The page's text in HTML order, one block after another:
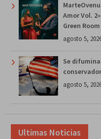
Amor Vol.
Green Room
agosto 5,
Se
agosto 5,
Ultimas Noticias